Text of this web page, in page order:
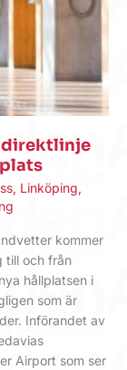
direktlinje
, Linköping,
kommer
till och från
hållplatsen i
som är
Införandet av
Airport som ser